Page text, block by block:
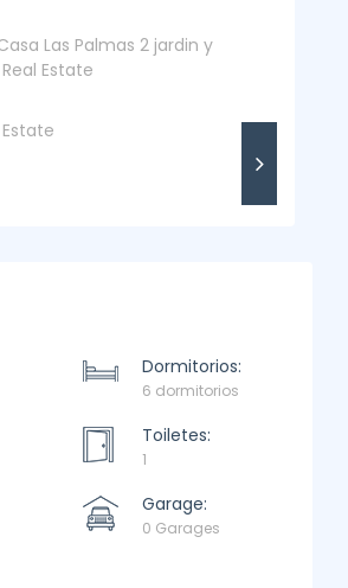
Dormitorios:
6 dormitorios
Toiletes:
1
Garage:
0 Garages